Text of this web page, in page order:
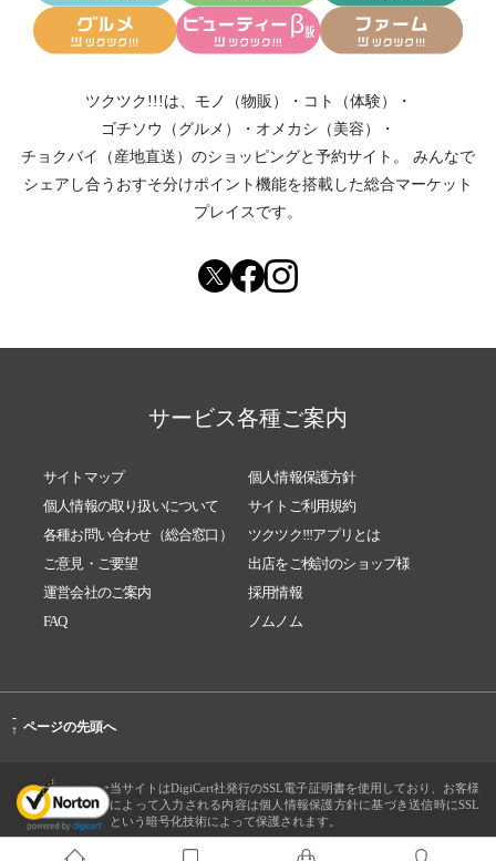
ツクツク!!!は、 モノ（物販） ・ コト（体験）
・
ゴチソウ（グルメ）
・ オメカシ（美容）
・
チョクバイ（産地直送） のショッピングと予約サイト。
みんなで
シェアし合う おすそ分けポイント機能を搭載した総合マーケット
プレイスです。
サービス各種ご案内
サイトマップ
個人情報保護方針
個人情報の取り扱いについて
サイトご利用規約
各種お問い合わせ（総合窓口）
ツクツク!!!アプリとは
ご意見・ご要望
出店をご検討のショップ様
運営会社のご案内
採用情報
FAQ
ノムノム
-
↑ ページの先頭へ
当サイトはDigiCert社発行のSSL電子証明書を使用しており、お客様
によって入力される内容は個人情報保護方針に基づき送信時にSSL
という暗号化技術によって保護されます。